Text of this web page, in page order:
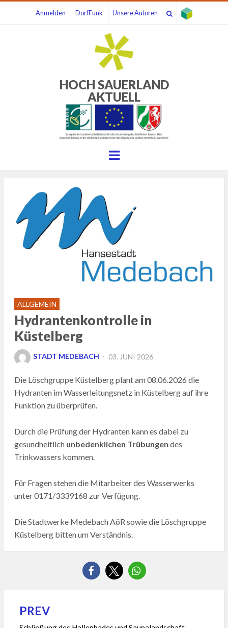
Anmelden DorfFunk Unsere Autoren
HOCH SAUERLAND
AKTUELL
Menu
ALLGEMEIN
Hydrantenkontrolle in
Küstelberg
STADT MEDEBACH
POSTED
03. JUNI 2026
Die Löschgruppe Küstelberg plant am 08.06.2026 die
Hydranten im Wasserleitungsnetz in Küstelberg auf ihre
Funktion zu überprüfen.
Durch die Prüfung der Hydranten kann es dabei zu
gesundheitlich unbedenklichen Trübungen des
Trinkwassers kommen.
Für Fragen stehen die Mitarbeiter des Wasserwerks
unter 0171/3339168 zur Verfügung.
Die Stadtwerke Medebach AöR sowie die Löschgruppe
Küstelberg bitten um Verständnis.
Beitragsnavigation
PREV